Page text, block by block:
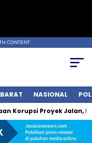
CONTENT
NASIONAL
Proyek Jalan, Bobby